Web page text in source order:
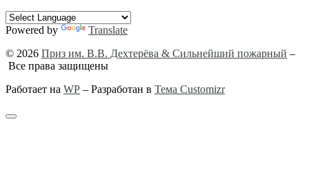
Powered by
Translate
© 2026 Приз им. В.В. Дехтерёва & Сильнейший пожарный –
Все права защищены
Работает на WP – Разработан в Тема Customizr